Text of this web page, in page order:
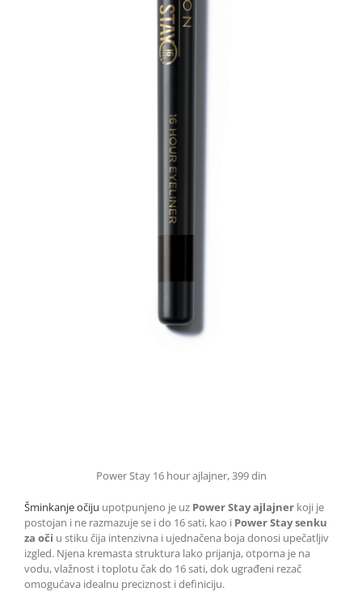
Power Stay 16 hour ajlajner, 399 din
Šminkanje očiju upotpunjeno je uz Power Stay ajlajner koji je
postojan i ne razmazuje se i do 16 sati, kao i Power Stay senku
za oči u stiku čija intenzivna i ujednačena boja donosi upečatljiv
izgled. Njena kremasta struktura lako prijanja, otporna je na
vodu, vlažnost i toplotu čak do 16 sati, dok ugrađeni rezač
omogućava idealnu preciznost i definiciju.